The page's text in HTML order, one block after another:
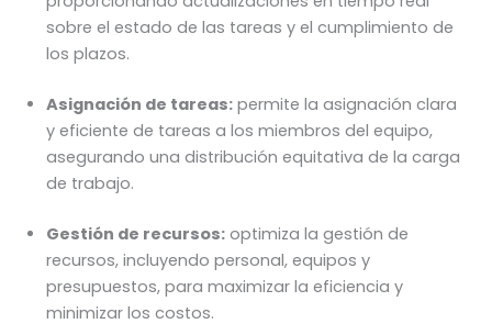
sobre el estado de las tareas y el cumplimiento de
los plazos.
Asignación de tareas: permite la asignación clara
y eficiente de tareas a los miembros del equipo,
asegurando una distribución equitativa de la carga
de trabajo.
Gestión de recursos: optimiza la gestión de
recursos, incluyendo personal, equipos y
presupuestos, para maximizar la eficiencia y
minimizar los costos.